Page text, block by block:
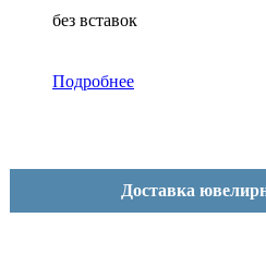
без вставок
Подробнее
Доставка